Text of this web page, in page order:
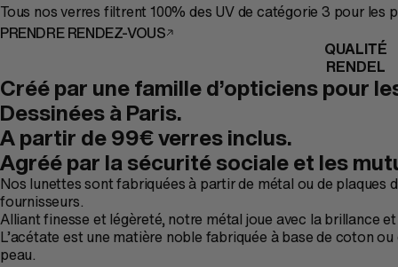
Tous nos verres filtrent 100% des UV de catégorie 3 pour
PRENDRE RENDEZ-VOUS
QUALITÉ
RENDEL
Créé par une famille d’opticiens pour
Dessinées à Paris.
A partir de 99€ verres inclus.
Agréé par la sécurité sociale et les
Nos lunettes sont fabriquées à partir de métal ou de plaques
fournisseurs.
Alliant finesse et légèreté, notre métal joue avec la brillance
L’acétate est une matière noble fabriquée à base de coton
peau.